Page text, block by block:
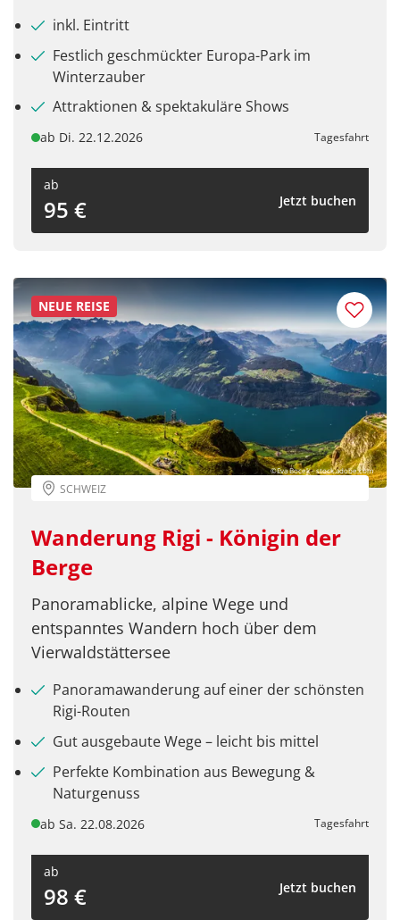
Facebook
Twitter
WhatsApp
Link kopieren
inkl. Eintritt
Festlich geschmückter Europa-Park im
Winterzauber
Attraktionen & spektakuläre Shows
ab Di. 22.12.2026 Tagesfahrt
ab
95 € Jetzt buchen
NEUE REISE
©Eva Bocek - stock.adobe.com
SCHWEIZ
Wanderung Rigi - Königin der
Berge
Panoramablicke, alpine Wege und
entspanntes Wandern hoch über dem
Vierwaldstättersee
Panoramawanderung auf einer der schönsten
Rigi-Routen
Gut ausgebaute Wege – leicht bis mittel
Perfekte Kombination aus Bewegung &
Naturgenuss
ab Sa. 22.08.2026 Tagesfahrt
ab
98 € Jetzt buchen